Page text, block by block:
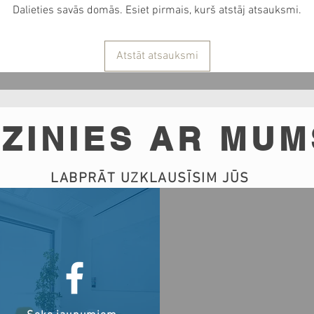
Dalieties savās domās. Esiet pirmais, kurš atstāj atsauksmi.
Atstāt atsauksmi
AR
LABPRĀT UZKLAUSĪSIM JŪS